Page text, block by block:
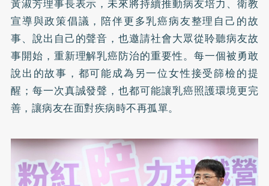
黃淑芳理事長表示，未來將持續推動病友培力、衛教
宣導與政策倡議，陪伴更多乳癌病友整理自己的故
事、說出自己的聲音，也邀請社會大眾從聆聽病友故
事開始，重新理解乳癌防治的重要性。每一個被勇敢
說出的故事，都可能成為另一位女性接受篩檢的提
醒；每一次真誠發聲，也都可能讓乳癌照護環境更完
善，讓病友在面對疾病時不再孤單。